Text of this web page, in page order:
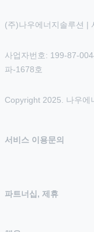
(주)나우에너지솔루션 |
사업자번호: 199-87-
파-1678호
Copyright 2025. 나우에
서비스 이용문의
파트너십, 제휴